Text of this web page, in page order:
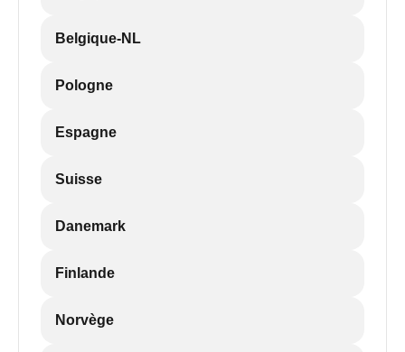
Belgique-NL
Pologne
Espagne
Suisse
Danemark
Finlande
Norvège